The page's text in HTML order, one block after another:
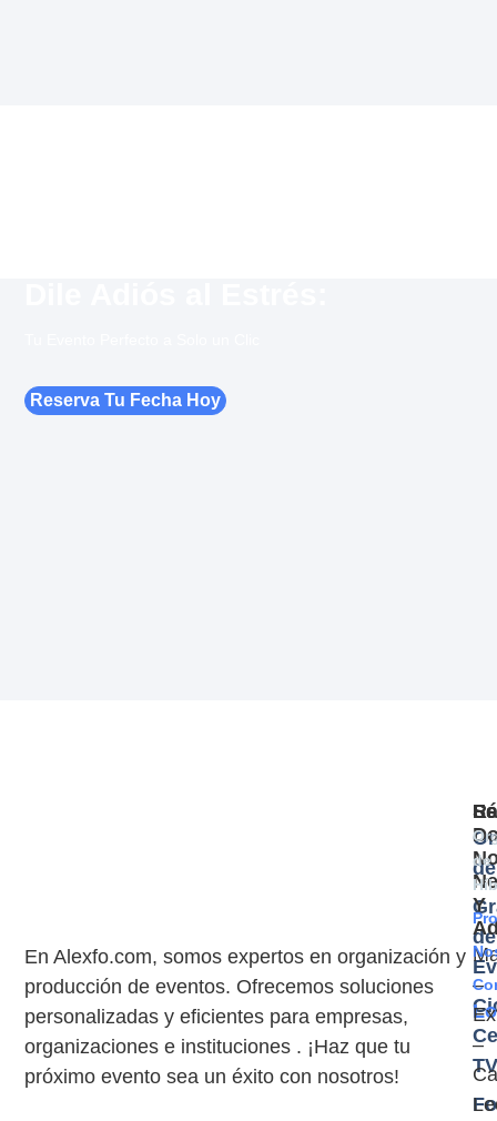
Reserva Tu Fecha Hoy
En Alexfo.com, somos expertos en organización y
producción de eventos. Ofrecemos soluciones
personalizadas y eficientes para empresas,
organizaciones e instituciones . ¡Haz que tu
próximo evento sea un éxito con nosotros!
de
TV
de
Y
–
–